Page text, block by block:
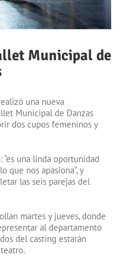
Municipal de
una nueva
Municipal de Danzas
dos cupos femeninos y
“es una linda oportunidad
que nos apasiona”, y
las seis parejas del
martes y jueves, donde
al departamento
del casting estarán